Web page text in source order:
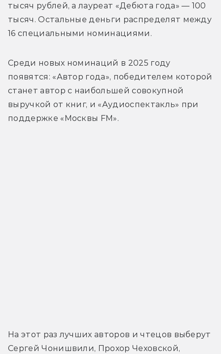
тысяч рублей, а лауреат «Дебюта года» — 100
тысяч. Остальные деньги распределят между
16 специальными номинациями.
Среди новых номинаций в 2025 году
появятся: «Автор года», победителем которой
станет автор с наибольшей совокупной
выручкой от книг, и «Аудиоспектакль» при
поддержке «Москвы FM».
На этот раз лучших авторов и чтецов выберут
Сергей Чонишвили, Прохор Чеховской,